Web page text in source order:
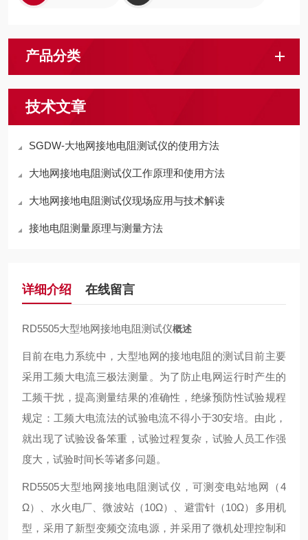
产品分类
技术文章
SGDW-大地网接地电阻测试仪的使用方法
大地网接地电阻测试仪工作原理和使用方法
大地网接地电阻测试仪现场应用与技术解读
接地电阻测量原理与测量方法
详细介绍 在线留言
RD5505大型地网接地电阻测试仪概述
目前在电力系统中，大型地网的接地电阻的测试目前主要
采用工频大电流三极法测量。为了防止电网运行时产生的
工频干扰，提高测量结果的准确性，绝缘预防性试验规程
规定：工频大电流法的试验电流不得小于30安培。由此，
就出现了试验设备笨重，试验过程复杂，试验人员工作强
度大，试验时间长等诸多问题。
RD5505大型地网接地电阻测试仪，可测变电站地网（4
Ω）、水火电厂、微波站（10Ω）、避雷针（10Ω）多用机
型，采用了新型变频交流电源，并采用了微机处理控制和